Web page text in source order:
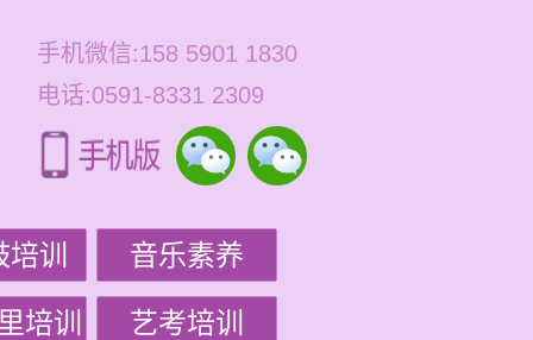
手机微信:158 5901 1830
电话:0591-8331 2309
训 音乐素养
培训 艺考培训